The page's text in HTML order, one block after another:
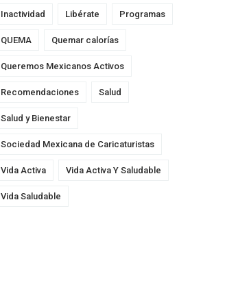
Inactividad Libérate Programas
QUEMA Quemar calorías
Queremos Mexicanos Activos
Recomendaciones Salud
Salud y Bienestar
Sociedad Mexicana de Caricaturistas
Vida Activa Vida Activa Y Saludable
Vida Saludable